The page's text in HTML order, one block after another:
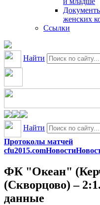
женских
Ссылки
Найти
Найти
Протоколы матчей
cfu2015.comНовости
ФК "Океан"
(Скворцово) –
данные